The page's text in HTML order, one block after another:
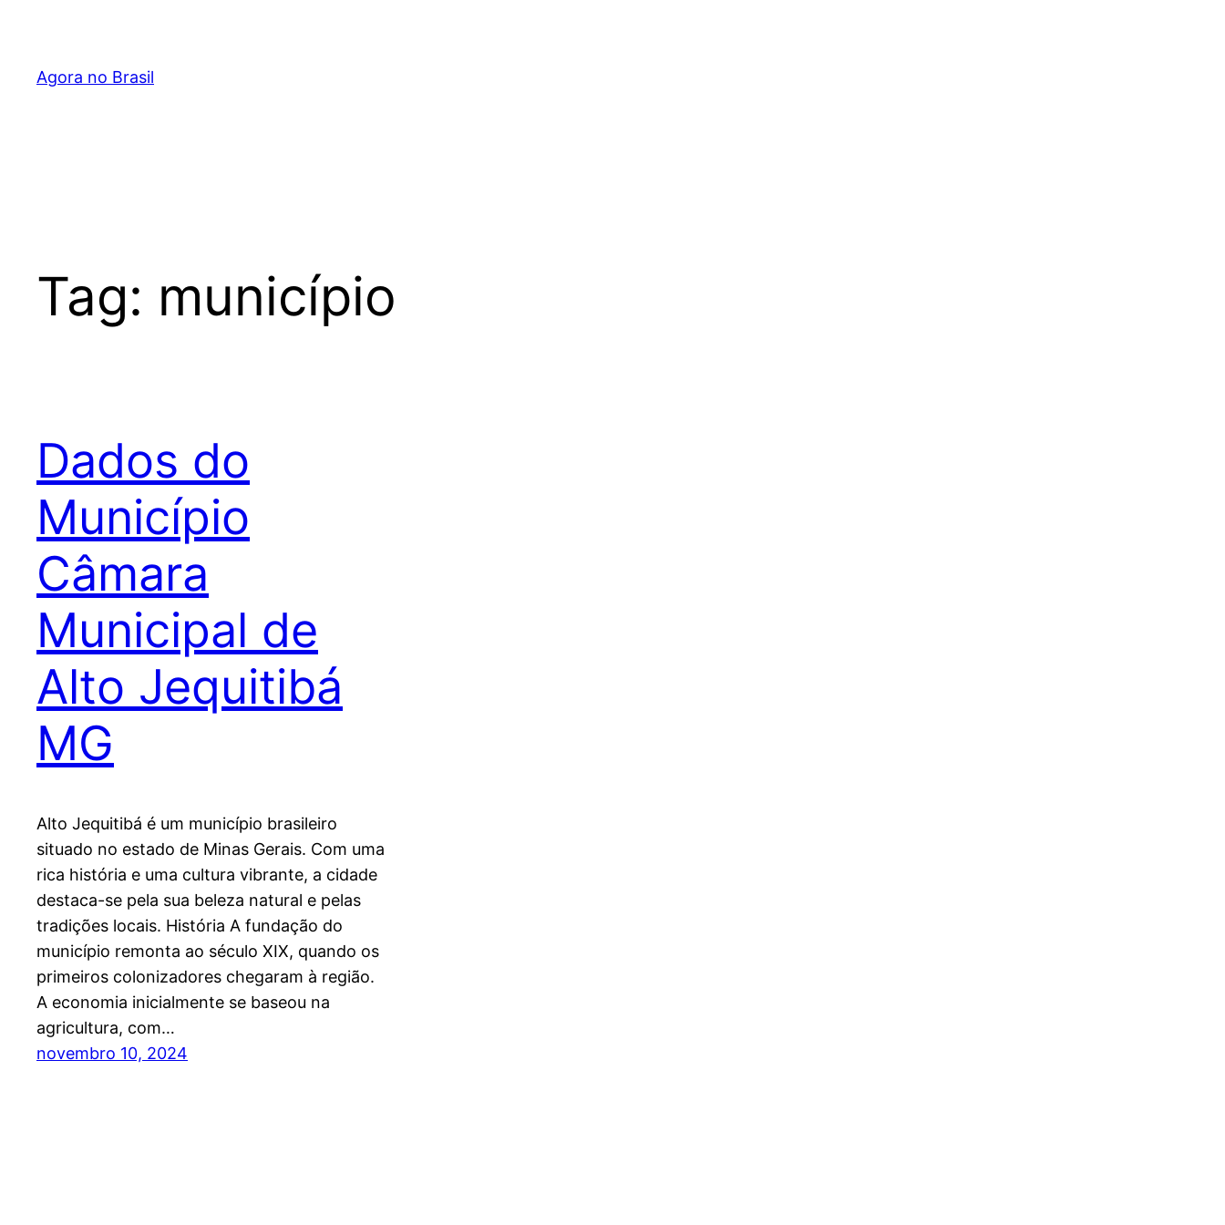
Agora no Brasil
Tag: município
Dados do
Município
Câmara
Municipal de
Alto Jequitibá
MG
Alto Jequitibá é um município brasileiro
situado no estado de Minas Gerais. Com uma
rica história e uma cultura vibrante, a cidade
destaca-se pela sua beleza natural e pelas
tradições locais. História A fundação do
município remonta ao século XIX, quando os
primeiros colonizadores chegaram à região.
A economia inicialmente se baseou na
agricultura, com…
novembro 10, 2024